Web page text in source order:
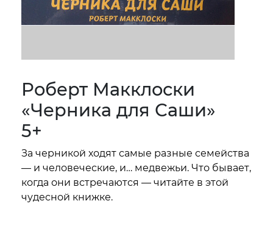
Роберт Макклоски
«Черника для Саши»
5+
За черникой ходят самые разные семейства
— и человеческие, и… медвежьи. Что бывает,
когда они встречаются — читайте в этой
чудесной книжке.